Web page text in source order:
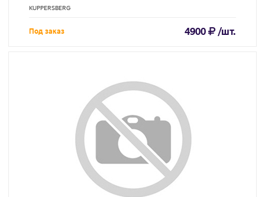
KUPPERSBERG
Под заказ 4900 /шт.